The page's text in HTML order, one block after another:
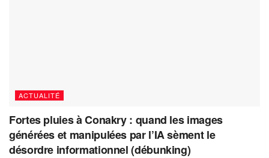
ACTUALITÉ
Fortes pluies à Conakry : quand les images
générées et manipulées par l’IA sèment le
désordre informationnel (débunking)